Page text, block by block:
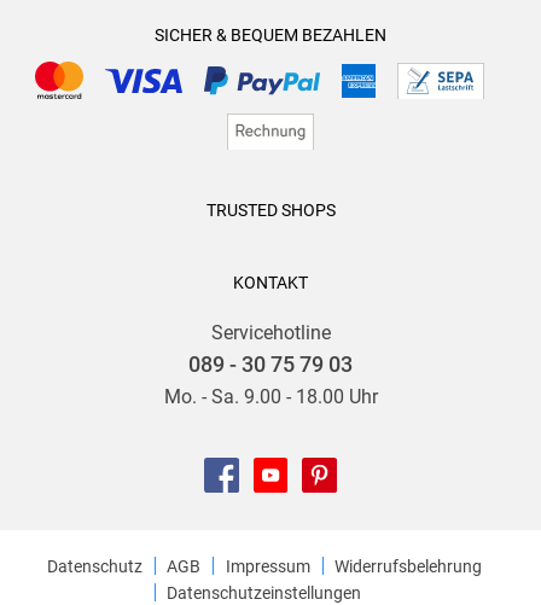
SICHER & BEQUEM BEZAHLEN
TRUSTED SHOPS
KONTAKT
Servicehotline
089 - 30 75 79 03
Mo. - Sa. 9.00 - 18.00 Uhr
Datenschutz AGB Impressum
Widerrufsbelehrung
Datenschutzeinstellungen